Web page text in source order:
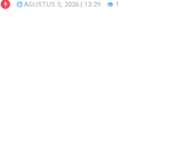
AGUSTUS 5, 2026 | 13:29 1